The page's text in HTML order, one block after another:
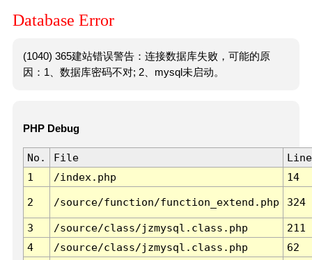
Database Error
(1040) 365建站错误警告：连接数据库失败，可能的原
因：1、数据库密码不对; 2、mysql未启动。
PHP Debug
No. File
Line
1
/index.php 14
2 /source/function/function_extend.php 324
3 /source/class/jzmysql.class.php
211
4
/source/class/jzmysql.class.php
62